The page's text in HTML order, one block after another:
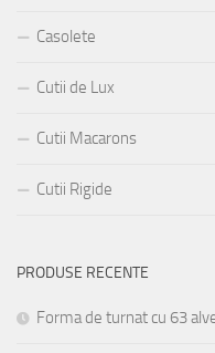
Casolete
Cutii de Lux
Cutii Macarons
Cutii Rigide
PRODUSE RECENTE
Forma de turnat cu 63